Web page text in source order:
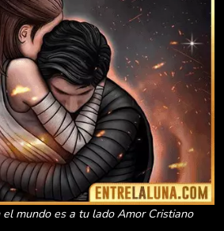
mundo es a tu lado Amor Cristiano